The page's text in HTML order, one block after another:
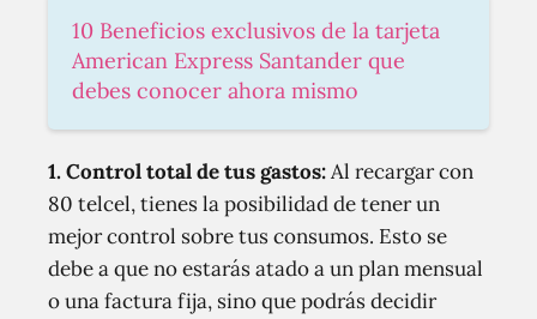
10 Beneficios exclusivos de la tarjeta
American Express Santander que
debes conocer ahora mismo
1. Control total de tus gastos:Al recargar con
80 telcel, tienes la posibilidad de tener un
mejor control sobre tus consumos. Esto se
debe a que no estarás atado a un plan mensual
o una factura fija, sino que podrás decidir